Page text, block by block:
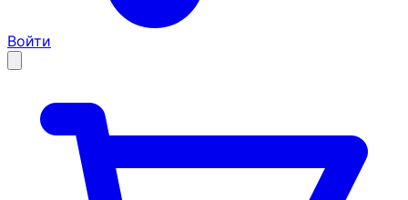
Войти